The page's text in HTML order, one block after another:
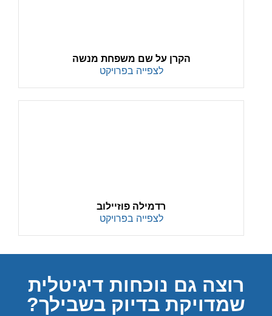
הקרן על שם משפחת מנשה
לצפייה בפרויקט
רדמילה פוזיילוב
לצפייה בפרויקט
רוצה גם נוכחות דיגיטלית
שמדויקת בדיוק בשבילך?